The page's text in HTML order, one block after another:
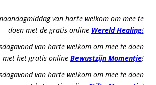
van harte welkom om mee te
doen met de gratis online Wereld Healing!
van harte welkom om mee te doen
met het gratis online Bewustzijn Momentje!
van harte welkom om mee te doen